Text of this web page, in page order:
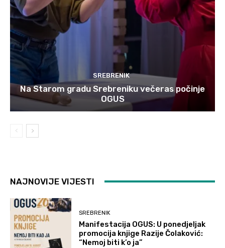
SREBRENIK
Na Starom gradu Srebreniku večeras počinje
OGUS
NAJNOVIJE VIJESTI
SREBRENIK
Manifestacija OGUS: U ponedjeljak
promocija knjige Razije Čolaković:
“Nemoj biti k’o ja”